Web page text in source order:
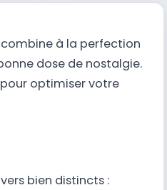
à la perfection
dose de nostalgie.
optimiser votre
bien distincts :